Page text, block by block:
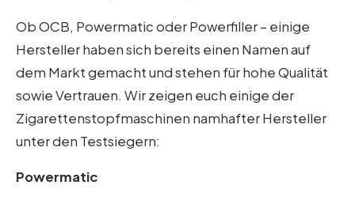
Ob OCB, Powermatic oder Powerfiller – einige
Hersteller haben sich bereits einen Namen auf
dem Markt gemacht und stehen für hohe Qualität
sowie Vertrauen. Wir zeigen euch einige der
Zigarettenstopfmaschinen namhafter Hersteller
unter den Testsiegern:
Powermatic